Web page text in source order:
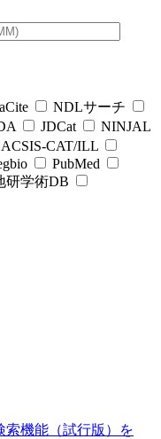
NDLサーチ
JDCat
NINJAL
CAT/ILL
PubMed
研学術DB
索機能（試行版）を